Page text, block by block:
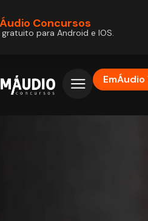
EmÁudio
Concursos
para Android e IOS.